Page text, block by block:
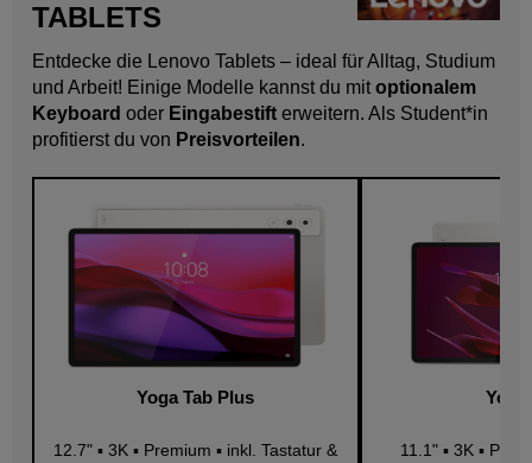
TABLETS
Entdecke die Lenovo Tablets – ideal für Alltag, Studium
und Arbeit! Einige Modelle kannst du mitoptionalem
Keyboard oder Eingabestift erweitern. Als Student*in
profitierst du von Preisvorteilen.
Yoga Tab Plus
12.7" ▪ 3K ▪ Premium ▪ inkl. Tastatur &
Yoga
11.1" ▪ 3K ▪